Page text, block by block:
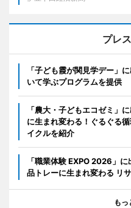
プレ
「子ども霞が関見学デー」
いて学ぶプログラムを提供
「農大・子どもエコゼミ」
に生まれ変わる！ぐるぐる
イクルを紹介
「職業体験 EXPO 2026」
品トレーに生まれ変わる リ
もっ